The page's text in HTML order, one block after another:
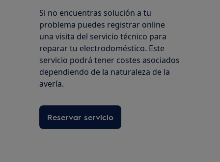
Si no encuentras solución a tu
problema puedes registrar online
una visita del servicio técnico para
reparar tu electrodoméstico. Este
servicio podrá tener costes asociados
dependiendo de la naturaleza de la
avería.
Reservar servicio